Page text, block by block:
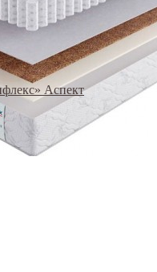
Аспект